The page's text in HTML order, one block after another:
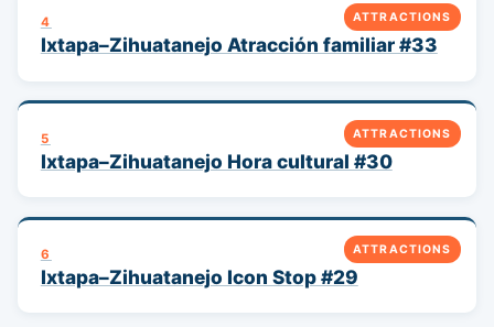
ATTRACTIONS
4
Ixtapa–Zihuatanejo Atracción familiar #33
ATTRACTIONS
5
Ixtapa–Zihuatanejo Hora cultural #30
ATTRACTIONS
6
Ixtapa–Zihuatanejo Icon Stop #29